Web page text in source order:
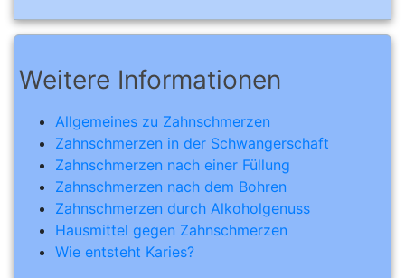
Weitere Informationen
Allgemeines zu Zahnschmerzen
Zahnschmerzen in der Schwangerschaft
Zahnschmerzen nach einer Füllung
Zahnschmerzen nach dem Bohren
Zahnschmerzen durch Alkoholgenuss
Hausmittel gegen Zahnschmerzen
Wie entsteht Karies?